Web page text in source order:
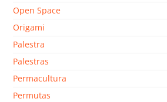
Open Space
Origami
Palestra
Palestras
Permacultura
Permutas